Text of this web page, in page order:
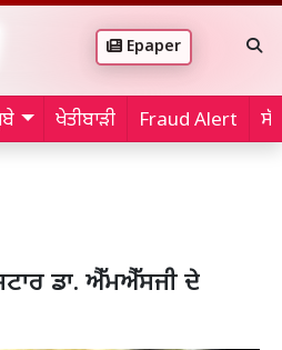
Epaper
ਖੇਤੀਬਾੜੀ Fraud Alert
ਡਾ. ਐੱਮਐੱਸਜੀ ਦੇ